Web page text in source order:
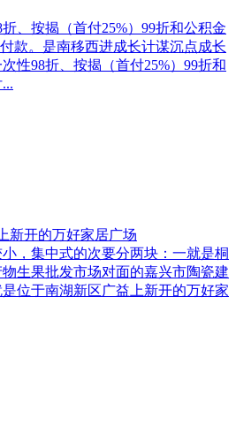
、按揭（首付25%）99折和公积金
付款。是南移西进成长计谋沉点成长
性98折、按揭（首付25%）99折和
新开的万好家居广场
，集中式的次要分两块：一就是桐
生果批发市场对面的嘉兴市陶瓷建
位于南湖新区广益上新开的万好家